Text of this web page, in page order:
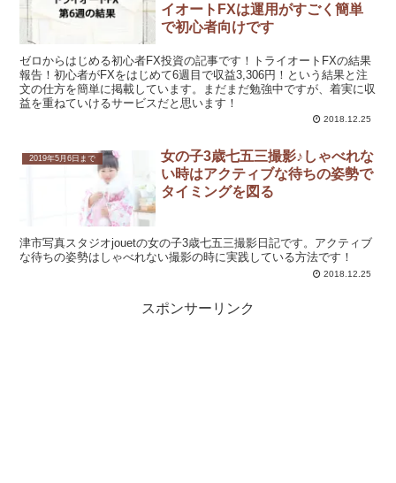
イオートFXは運用がすごく簡単
で初心者向けです
ゼロからはじめる初心者FX投資の記事です！トライオートFXの結果
報告！初心者がFXをはじめて6週目で収益3,306円！という結果と注
文の仕方を簡単に掲載しています。まだまだ勉強中ですが、着実に収
益を重ねていけるサービスだと思います！
2018.12.25
2019年5月6日まで
女の子3歳七五三撮影♪しゃべれな
い時はアクティブな待ちの姿勢で
タイミングを図る
津市写真スタジオjouetの女の子3歳七五三撮影日記です。アクティブ
な待ちの姿勢はしゃべれない撮影の時に実践している方法です！
2018.12.25
スポンサーリンク